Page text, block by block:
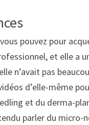
pouvez pour
et elle a
n’avait pas
d’elle-même
et du derma-
parler du micro-